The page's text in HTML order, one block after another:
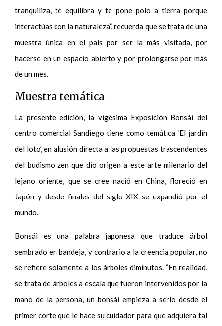
tranquiliza, te equilibra y te pone polo a tierra porque
interactúas con la naturaleza”, recuerda que se trata de una
muestra única en el país por ser la más visitada, por
hacerse en un espacio abierto y por prolongarse por más
de un mes.
Muestra temática
La presente edición, la vigésima Exposición Bonsái del
centro comercial Sandiego tiene como temática ‘El jardín
del loto’, en alusión directa a las propuestas trascendentes
del budismo zen que dio origen a este arte milenario del
lejano oriente, que se cree nació en China, floreció en
Japón y desde finales del siglo XIX se expandió por el
mundo.
Bonsái es una palabra japonesa que traduce árbol
sembrado en bandeja, y contrario a la creencia popular, no
se refiere solamente a los árboles diminutos. “En realidad,
se trata de árboles a escala que fueron intervenidos por la
mano de la persona, un bonsái empieza a serlo desde el
primer corte que le hace su cuidador para que adquiera tal